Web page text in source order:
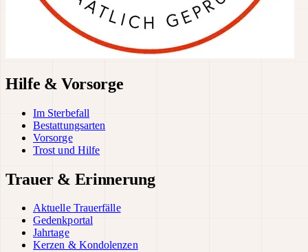
Hilfe & Vorsorge
Im Sterbefall
Bestattungsarten
Vorsorge
Trost und Hilfe
Trauer & Erinnerung
Aktuelle Trauerfälle
Gedenkportal
Jahrtage
Kerzen & Kondolenzen